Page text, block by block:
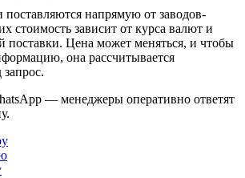
напрямую от заводов-
стоимость зависит от курса валют и
поставки. Цена может меняться, и чтобы
она рассчитывается
— менеджеры оперативно ответят